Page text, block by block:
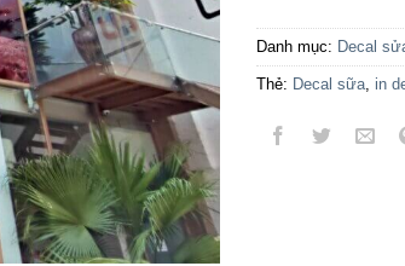
Danh mục: Decal
Thẻ: Decal sữa, in